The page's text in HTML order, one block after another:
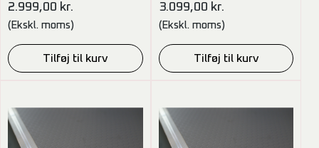
2.999,00 kr.
(Ekskl. moms)
Tilføj til kurv
3.099,00 kr.
(Ekskl. moms)
Tilføj til kurv